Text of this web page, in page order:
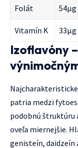
Folát 54μg
Vitamín K 33μg
Izoflavóny
patria medzi
podobnú štruktúru
oveľa miernejšie.
genisteín, daidzeín